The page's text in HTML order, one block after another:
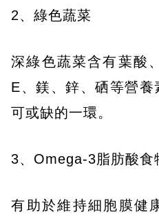
2、綠色蔬菜
深綠色蔬菜含有葉酸
E、鎂、鋅、硒等營
可或缺的一環。
3、Omega-3脂肪酸食
有助於維持細胞膜健